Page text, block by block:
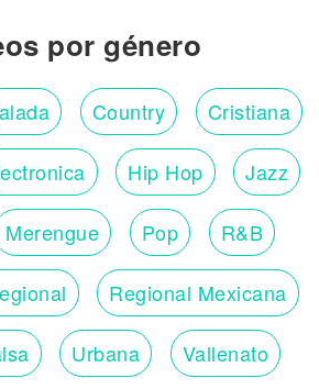
por género
Country Cristiana
Hip Hop Jazz
Merengue Pop R&B
Regional Mexicana
Urbana Vallenato